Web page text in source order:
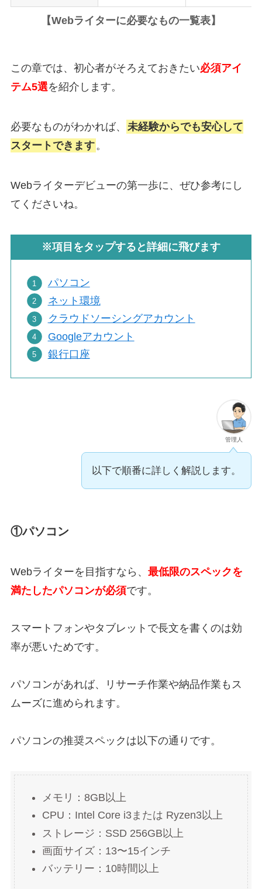
【Webライターに必要なもの一覧表】
この章では、初心者がそろえておきたい必須アイ
テム5選を紹介します。
必要なものがわかれば、
未経験からでも安心して
スタートできます 。
Webライターデビューの第一歩に、ぜひ参考にし
てくださいね。
※項目をタップすると詳細に飛びます
パソコン
ネット環境
クラウドソーシングアカウント
Googleアカウント
銀行口座
管理人
以下で順番に詳しく解説します。
①パソコン
Webライターを目指すなら、 最低限のスペックを
満たしたパソコンが必須です。
スマートフォンやタブレットで長文を書くのは効
率が悪いためです。
パソコンがあれば、リサーチ作業や納品作業もス
ムーズに進められます。
パソコンの推奨スペックは以下の通りです。
メモリ：8GB以上
CPU：Intel Core i3または Ryzen3以上
ストレージ：SSD 256GB以上
画面サイズ：13〜15インチ
バッテリー：10時間以上